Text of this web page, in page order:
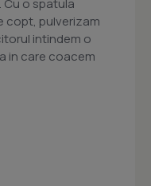
Cu o spatula
copt, pulverizam
intindem o
in care coacem